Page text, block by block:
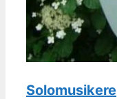
Solomusikere